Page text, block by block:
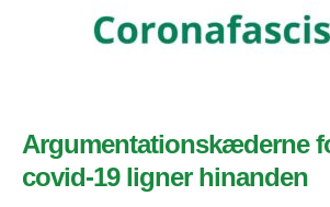
Argumentationskæderne
covid-19 ligner hinanden